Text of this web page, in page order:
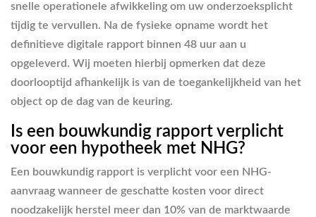
snelle operationele afwikkeling om uw onderzoeksplicht
tijdig te vervullen. Na de fysieke opname wordt het
definitieve digitale rapport binnen 48 uur aan u
opgeleverd. Wij moeten hierbij opmerken dat deze
doorlooptijd afhankelijk is van de toegankelijkheid van het
object op de dag van de keuring.
Is een bouwkundig rapport verplicht
voor een hypotheek met NHG?
Een bouwkundig rapport is verplicht voor een NHG-
aanvraag wanneer de geschatte kosten voor direct
noodzakelijk herstel meer dan 10% van de marktwaarde